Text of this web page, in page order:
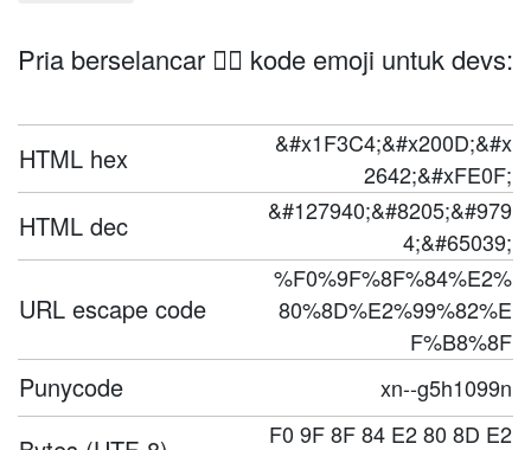
Pria berselancar 🏄‍♂️ kode emoji untuk devs:
HTML hex
&#x1F3C4;&#x200D;&#x
2642;&#xFE0F;
HTML dec
&#127940;&#8205;&#979
4;&#65039;
URL escape code
%F0%9F%8F%84%E2%
80%8D%E2%99%82%E
F%B8%8F
Punycode xn--g5h1099n
F0 9F 8F 84 E2 80 8D E2